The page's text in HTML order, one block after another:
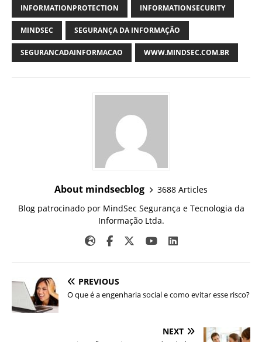
INFORMATIONPROTECTION INFORMATIONSECURITY
MINDSEC SEGURANÇA DA INFORMAÇÃO
SEGURANCADAINFORMACAO WWW.MINDSEC.COM.BR
About mindsecblog
3688 Articles
Blog patrocinado por MindSec Segurança e Tecnologia da
Informação Ltda.
PREVIOUS
O que é a engenharia social e como evitar esse risco?
NEXT